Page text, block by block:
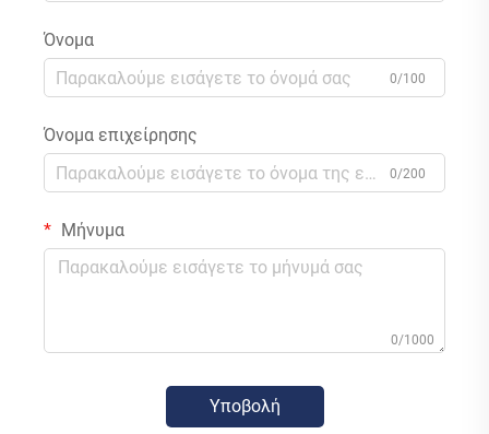
Όνομα
0/100
Όνομα επιχείρησης
0/200
Μήνυμα
0/1000
Υποβολή